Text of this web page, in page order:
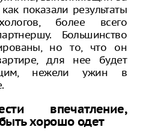
показали результаты
более всего
Большинство
но то, что он
для нее будет
нежели ужин в
впечатление,
хорошо одет